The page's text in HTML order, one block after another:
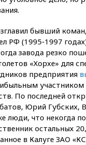
бывший
РФ (1995-1997
завода резко
«Хорхе» для
предприятия
участником
По последней
Юрий Губских,
что некогда
остальных
в Калуге ЗАО